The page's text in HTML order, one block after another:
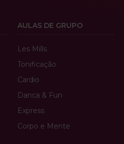
AULAS DE GRUPO
Les Mills
Tonificação
Cardio
Danca & Fun
Express
Corpo e Mente